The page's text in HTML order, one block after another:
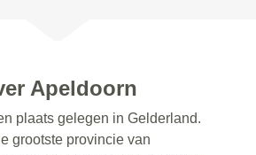
Apeldoorn
plaats gelegen in Gelderland.
grootste provincie van